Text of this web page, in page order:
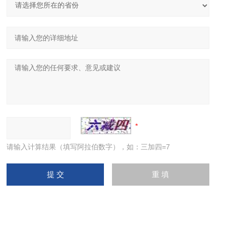
请输入计算结果（填写阿拉伯数字），如：三加四=7